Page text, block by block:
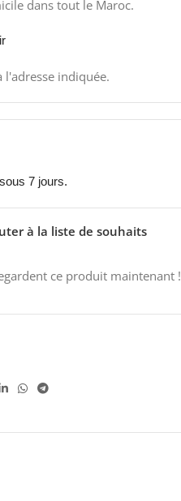
dans tout le Maroc.
l'adresse indiquée.
7 jours.
à la liste de souhaits
ce produit maintenant !